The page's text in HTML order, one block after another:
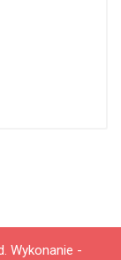
Wykonanie -